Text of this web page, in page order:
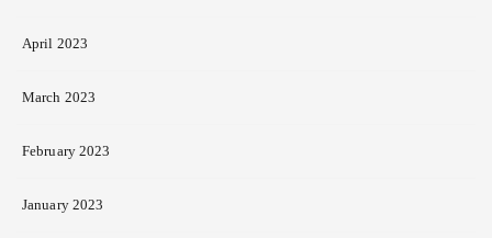
April 2023
March 2023
February 2023
January 2023